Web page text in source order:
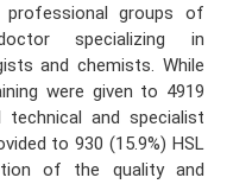
groups of
specializing in
and chemists. While
were given to 4919
and specialist
to 930 (15.9%) HSL
of the quality and